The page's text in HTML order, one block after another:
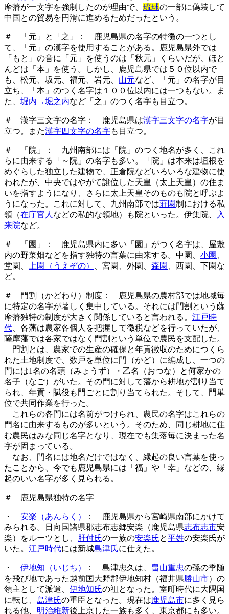
摩藩が一文字を強制したのが理由で、 琉球の一部に偽装して
中国との貿易を円滑に進めるためだったという。
＃ 「元」と「之」： 鹿児島県の名字の特徴の一つとし
て、「元」の漢字を使用することがある。鹿児島県外では
「もと」の音に「元」を使うのは「秋元」くらいだが、ほと
んどは「本」を使う。しかし、鹿児島県では５０位以内で
も、松元、坂元、福元、岩元、 山元など、「元」の名字が目
立ち、「本」のつく名字は１００位以内には一つもない。ま
た、 堀内→堀之内など「之」のつく名字も目立つ。
＃ 漢字三文字の名字： 鹿児島県は漢字三文字の名字が目
立つ。また漢字四文字の名字も目立つ。
＃ 「院」： 九州南部には「院」のつく地名が多く、これ
らに由来する「～院」の名字も多い。「院」は本来は垣根を
めぐらした独立した建物で、正倉院などいろいろな建物に使
われたが、中央ではやがて譲位した天皇（太上天皇）の住ま
いを指すようになり、さらに太上天皇そのものも院と呼ぶよ
うになった。これに対して、九州南部では荘園制における私
領（在庁官人 などの私的な領地）も院といった。伊集院、
入
来院など。
＃ 「園」： 鹿児島県内に多い「園」がつく名字は、屋敷
内の野菜畑などを指す独特の言葉に由来する。中園、 小園
堂園、
上園（うえぞの） 、宮園、外園、 森園
、西園、下園な
ど。
＃ 門割（かどわり）制度： 鹿児島県の農村部では地域毎
に特定の名字が著しく集中している。それには門割という薩
摩藩独特の制度が大きく関係していると言われる。 江戸時
代 、各藩は農家各個人を把握して徴税などを行っていたが、
薩摩藩では各家ではなく門割という単位で農民を支配した。
門割とは、農家での生産の確保と年貢徴収のためにつくら
れた土地制度で、数戸を単位に門（かど）に編成し、一つの
門には1名の名頭（みょうず）・乙名（おつな）と何家かの
名子（なご）がいた。その門に対して藩から耕地が割り当て
られ、年貢・賦役も門ごとに割り当てられた。そして、門単
位で共同作業を行った。
これらの各門には名前がつけられ、農民の名字はこれらの
門名に由来するものが多いという。そのため、同じ耕地に住
む農民はみな同じ名字となり、現在でも集落毎に決まった名
字が固まっている。
なお、門名には地名だけではなく、縁起の良い言葉を使っ
たことから、今でも鹿児島県には「福」や「幸」などの、縁
起のいい名字が多く見られる。
＃ 鹿児島県独特の名字
・ 安楽（あんらく）
： 鹿児島県から宮崎県南部にかけて
みられる。日向国諸県郡志布志郷安楽（鹿児島県志布志市安
楽）をルーツとし、
肝付氏の一族の安楽氏と平姓の安楽氏が
いた。 江戸時代には新城島津氏に仕えた。
・ 伊地知（いじち） ： 島津忠久は、 畠山重忠の孫の季随
を飛び地であった越前国大野郡伊地知村（福井県勝山市）の
領主として派遣、 伊地知氏の祖となった。室町時代に大隅国
に転じ、 島津氏の重臣となった。現在は鹿児島市に多く見ら
れる他、 明治維新後上京した一族も多く、東京都にも多い。